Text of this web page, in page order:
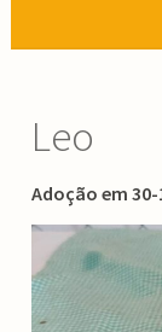
Leo
Adoção em 30-